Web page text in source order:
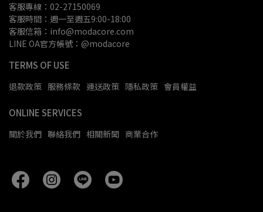
客服專線：02-27150069
客服時間：週一至週五9:00-18:00
客服信箱：info@modacore.com
LINE OA官方帳號：@modacore
TERMS OF USE
退款政策 服務條款 運送政策 隱私政策 會員權益
ONLINE SERVICES
關於我們 聯絡我們 相關新聞 商業合作